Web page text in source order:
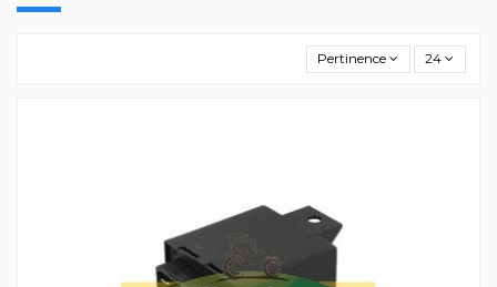
Pertinence 24